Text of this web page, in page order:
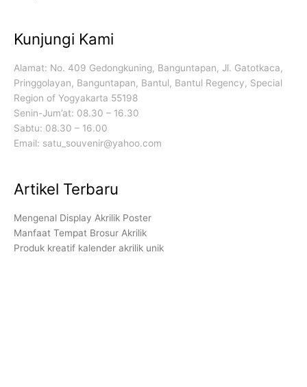
Kunjungi Kami
Alamat: No. 409 Gedongkuning, Banguntapan, Jl. Gatotkaca,
Pringgolayan, Banguntapan, Bantul, Bantul Regency, Special
Region of Yogyakarta 55198
Senin-Jum’at: 08.30 – 16.30
Sabtu: 08.30 – 16.00
Email: satu_souvenir@yahoo.com
Artikel Terbaru
Mengenal Display Akrilik Poster
Manfaat Tempat Brosur Akrilik
Produk kreatif kalender akrilik unik